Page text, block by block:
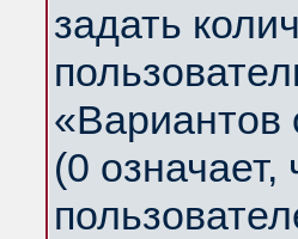
задать
«Вариантов
(0